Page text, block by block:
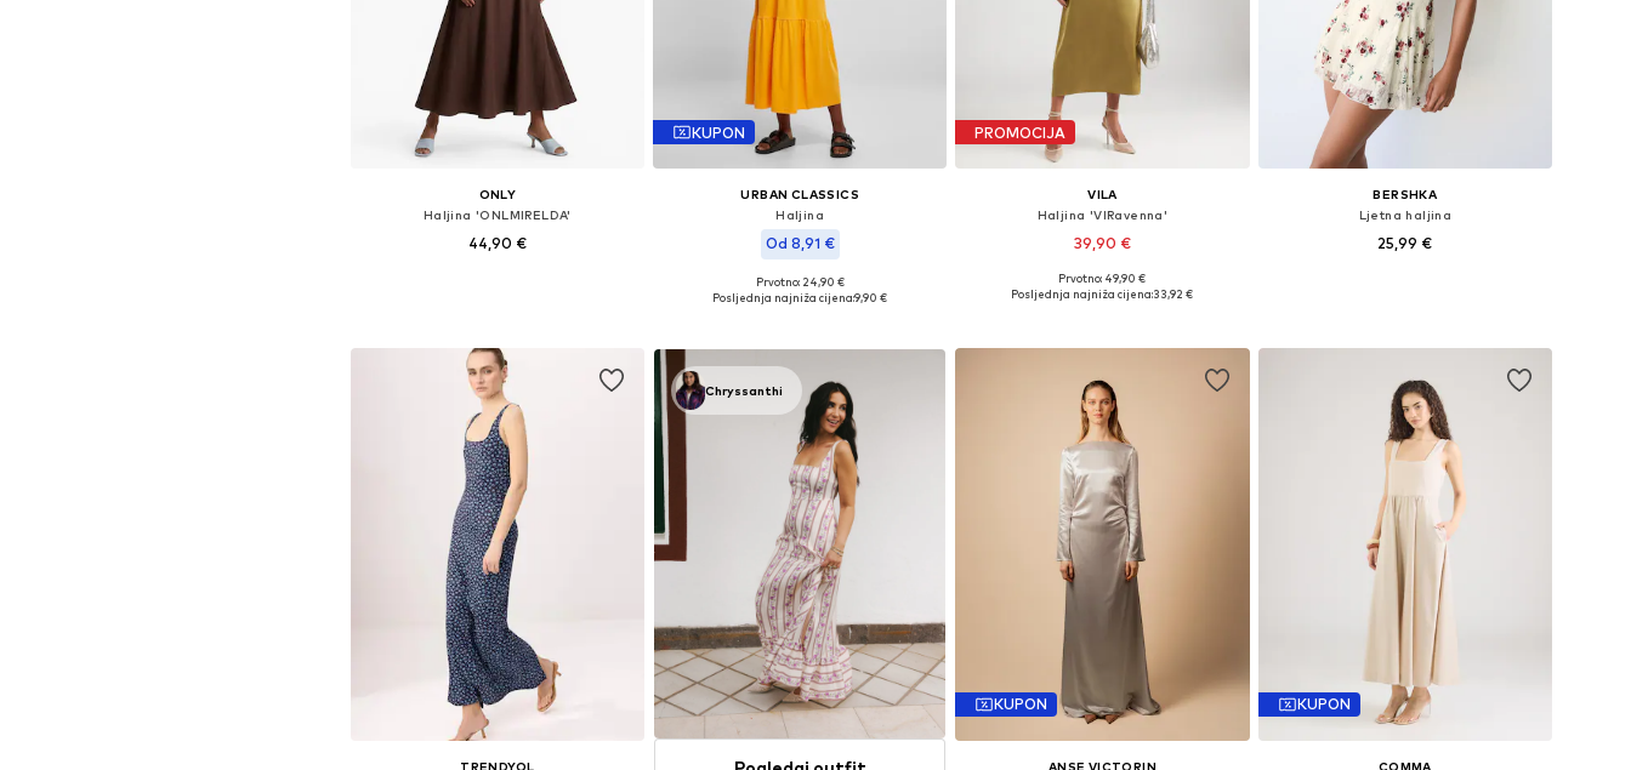
ONLY
Haljina 'ONLMIRELDA'
44,90 €
KUPON
URBAN CLASSICS
Haljina
Od 8,91 €
+ 1
Dostupno u više veličina
Prvotno: 24,90 €
Posljednja najniža cijena:9,90 €
PROMOCIJA
VILA
Haljina 'VIRavenna'
39,90 €
+19
Dostupne veličine: 34, 36, 38, 40, 42, 44
Prvotno: 49,90 €
Posljednja najniža cijena:33,92 €
BERSHKA
Ljetna haljina
25,99 €
TRENDYOL
Chryssanthi
KUPON
ANSE VICTORIN
KUPON
COMMA